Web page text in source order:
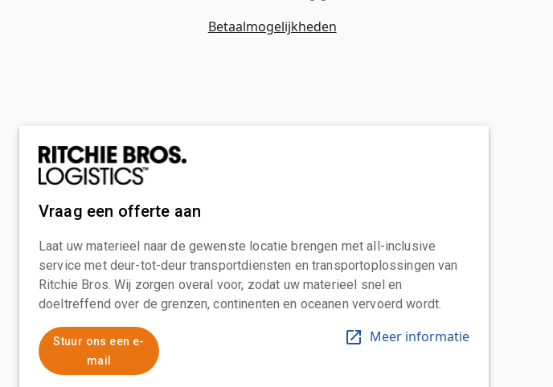
Betaalmogelijkheden
Vraag een offerte aan
Laat uw materieel naar de gewenste locatie brengen met all-inclusive
service met deur-tot-deur transportdiensten en transportoplossingen van
Ritchie Bros. Wij zorgen overal voor, zodat uw materieel snel en
doeltreffend over de grenzen, continenten en oceanen vervoerd wordt.
Stuur ons een e-
mail
Meer informatie